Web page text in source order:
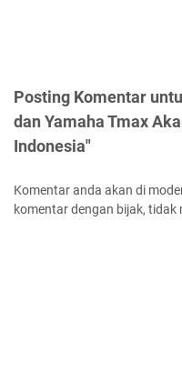
Posting Komentar
dan Yamaha Tmax
Indonesia"
Komentar anda akan di
komentar dengan bijak, tidak